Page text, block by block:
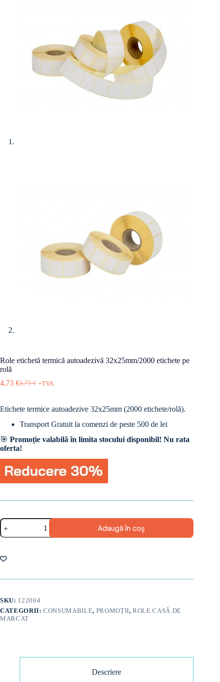
Role etichetă termică autoadezivă 32x25mm/2000 etichete pe
rolă
6,75€
Prețul
fost:
6,75 €.
4,73 €Prețul
4,73 €.
+TVA
Etichete termice autoadezive 32x25mm (2000 etichete/rolă).
Transport Gratuit la comenzi de peste 500 de lei
🎯 Promoție valabilă în limita stocului disponibil! Nu rata
oferta!
Cantitate
Role
etichetă
autoadezivă
32x25mm/2000
pe
Adaugă în coș
SKU: 122004
CATEGORII:CONSUMABILE, PROMOȚII,ROLE CASĂ DE
MARCAT
Descriere